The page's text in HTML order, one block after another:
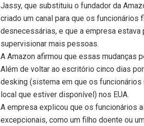
Jassy, ​​que substituiu o fundador da
criado um canal para que os
desnecessárias, e que a empresa
supervisionar mais pessoas.
A Amazon afirmou que essas mudanças
Além de voltar ao escritório cinco dias
desking (sistema em que os
local que estiver disponível) nos EUA.
A empresa explicou que os funcionários
excepcionais, como um filho doente ou